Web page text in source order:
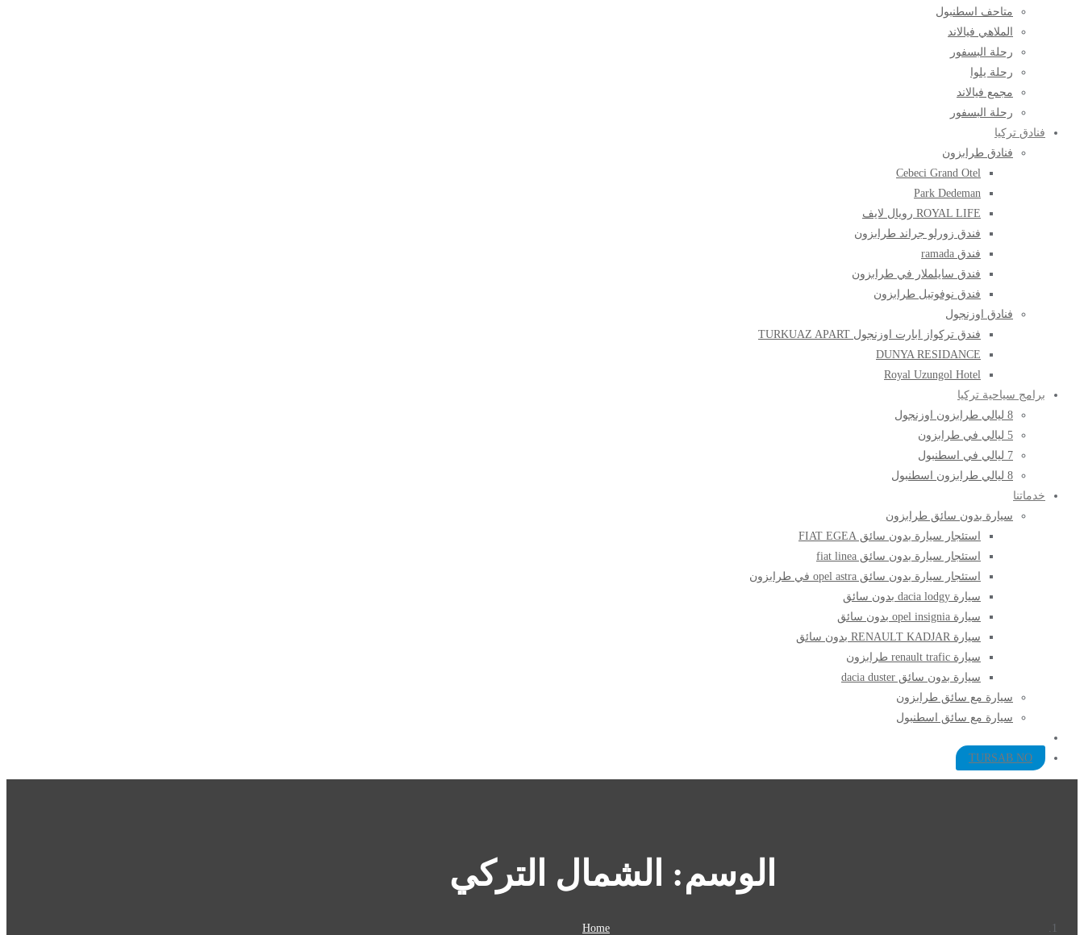
متاحف اسطنبول
الملاهي فيالاند
رحلة البسفور
رحلة يلوا
مجمع فيالاند
رحلة البسفور
فنادق تركيا
فنادق طرابزون
Cebeci Grand Otel
Park Dedeman
ROYAL LIFE رويال لايف
فندق زورلو جراند طرابزون
فندق ramada
فندق سايلملار في طرابزون
فندق نوفوتيل طرابزون
فنادق اوزنجول
فندق تركواز ابارت اوزنجول TURKUAZ APART
DUNYA RESIDANCE
Royal Uzungol Hotel
برامج سياحية تركيا
8 ليالي طرابزون اوزنجول
5 ليالي في طرابزون
7 ليالي في اسطنبول
8 ليالي طرابزون اسطنبول
خدماتنا
سيارة بدون سائق طرابزون
استئجار سيارة بدون سائق FIAT EGEA
استئجار سيارة بدون سائق fiat linea
استئجار سيارة بدون سائق opel astra في طرابزون
سيارة dacia lodgy بدون سائق
سيارة opel insignia بدون سائق
سيارة RENAULT KADJAR بدون سائق
سيارة renault trafic طرابزون
سيارة بدون سائق dacia duster
سيارة مع سائق طرابزون​
سيارة مع سائق اسطنبول
TURSAB NO
الوسم: الشمال التركي
Home